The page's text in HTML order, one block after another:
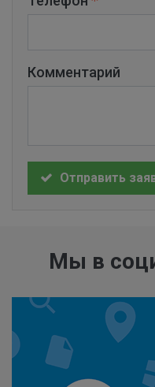
Комментарий
Отправить
Мы в